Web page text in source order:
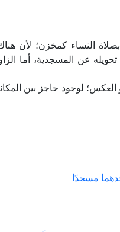
النساء كمخزن؛ لأن
تحويله عن المسجدية، أما
العكس؛ لوجود حاجز بين
مسجدًا